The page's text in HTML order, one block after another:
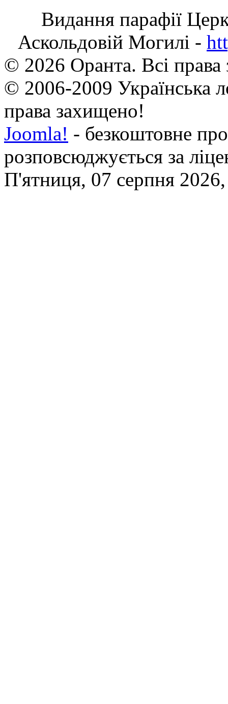
Видання парафії
Аскольдовій Могилі -
© 2026 Оранта. Всі
© 2006-2009 Українська
права захищено!
Joomla! - безкоштовне
розповсюджується за
П'ятниця, 07 серпня